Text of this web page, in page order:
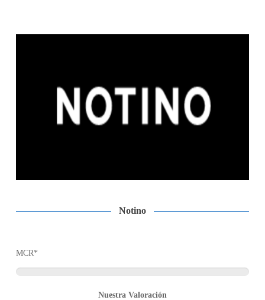
Notino
MCR*
Nuestra Valoración